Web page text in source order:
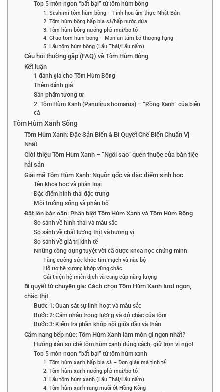
Top 5 món ngon “bất bại” từ tôm hùm bông
1. Sashimi tôm hùm bông – Tinh hoa ẩm thực Nhật Bản
2. Tôm hùm bông hấp bia sả/hấp nước dừa
3. Tôm hùm bông nướng phô mai/bơ tỏi
4. Cháo tôm hùm bông – Món ăn tẩm bổ thượng hạng
5. Lẩu tôm hùm bông (Lẩu Thái/Lẩu nấm)
Câu hỏi thường gặp (FAQ) về Tôm Hùm Bông
Kết luận
1 đánh giá cho Tôm Hùm Bông
Thêm đánh giá
Sản phẩm tương tự
2. Tôm Hùm Xanh (Panulirus homarus) – “Rồng Xanh” của biển
cả
Tôm Hùm Xanh Sống
Tôm Hùm Xanh: Đặc Sản Biển & Bí Quyết Chế Biến Chuẩn Vị
Nhất
Giới thiệu Tôm Hùm Xanh – “Ngôi sao” quen thuộc của bàn tiệc
hải sản
Giải mã Tôm Hùm Xanh: Nguồn gốc và đặc điểm sinh học
Tên khoa học và phân loại
Đặc điểm hình thái đặc trưng
Môi trường sống và phân bố
Đặt lên bàn cân: Phân biệt Tôm Hùm Xanh và Tôm Hùm Bông
So sánh về hình thái và màu sắc
So sánh về chất lượng thịt và hương vị
So sánh về giá trị kinh tế
Những công dụng tuyệt vời đã được khoa học chứng minh
Tăng cường sức khỏe tim mạch và não bộ
Hỗ trợ hệ xương khớp vững chắc
Cải thiện hệ miễn dịch và cung cấp năng lượng
Bí quyết từ chuyên gia: Cách chọn Tôm Hùm Xanh tươi ngon,
chắc thịt
Bước 1: Quan sát sự linh hoạt và màu sắc
Bước 2: Cảm nhận trọng lượng và độ chắc của tôm
Bước 3: Kiểm tra phần khớp nối giữa đầu và thân
Cẩm nang bếp núc: Tôm Hùm Xanh làm món gì ngon nhất?
Hướng dẫn sơ chế tôm hùm xanh đúng cách, giữ trọn vị ngọt
Top 5 món ngon “bất bại” từ tôm hùm xanh
1. Tôm hùm xanh hấp bia sả – Đơn giản mà tinh tế
2. Tôm hùm xanh nướng phô mai/bơ tỏi
3. Lẩu tôm hùm xanh (Lẩu Thái/Lẩu nấm)
4. Tôm hùm xanh rang muối ớt Hồng Kông